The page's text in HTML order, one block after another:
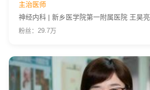
主治医师
神经内科 | 新乡医学院第一附属医院 王昊亮
粉丝：29.7万